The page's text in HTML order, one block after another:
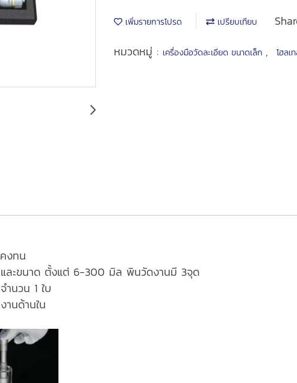
เพิ่มรายการโปรด เปรียบเทียบ
หมวดหมู่ : เครื่องมือวัดละเอียด ขนาดเล็ก , โฮลเ
งทน
ะขนาด ตั้งแต่ 6-300 มิล พินวัดงานมี 3จุด
นวน 1 ใบ
านด้านใน